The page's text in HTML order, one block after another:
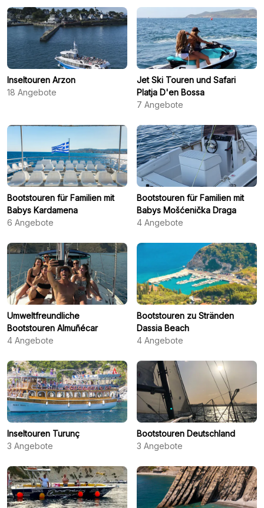
Inseltouren Arzon
18 Angebote
Jet Ski Touren und Safari
Platja D'en Bossa
7 Angebote
Bootstouren für Familien mit
Babys Kardamena
6 Angebote
Bootstouren für Familien mit
Babys Mošćenička Draga
4 Angebote
Umweltfreundliche
Bootstouren Almuñécar
4 Angebote
Bootstouren zu Stränden
Dassia Beach
4 Angebote
Inseltouren Turunç
3 Angebote
Bootstouren Deutschland
3 Angebote